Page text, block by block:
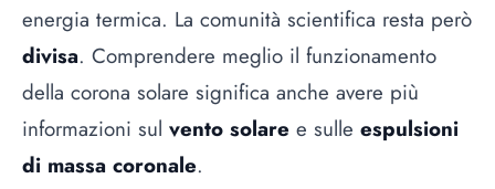
energia termica. La comunità scientifica resta però
divisa. Comprendere meglio il funzionamento
della corona solare significa anche avere più
informazioni sul vento solare e sulle espulsioni
di massa coronale.